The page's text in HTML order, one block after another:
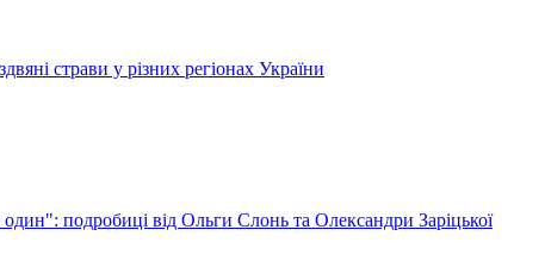
страви у різних регіонах України
подробиці від Ольги Слонь та Олександри Заріцької